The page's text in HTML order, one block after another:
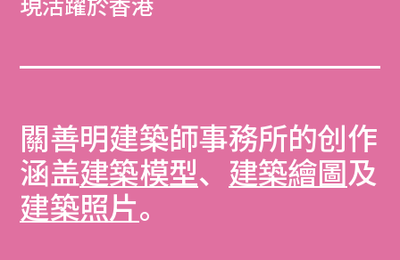
現活躍於香港
關善明建築師事務所的创作
涵盖建築模型、 建築繪圖及
建築照片。